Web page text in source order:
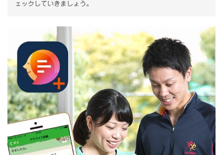
ェックしていきましょう。